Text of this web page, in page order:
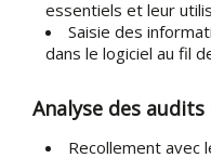
essentiels et leur
Saisie des
dans le logiciel au fil
Analyse des
Recollement avec